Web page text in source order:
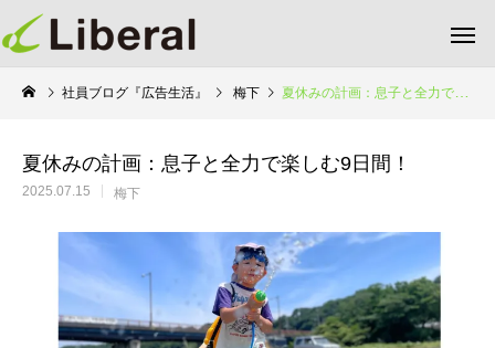
社員ブログ『広告生活』 梅下 夏休みの計画：息子と全力で楽しむ9日間！
夏休みの計画：息子と全力で楽しむ9日間！
2025.07.15 梅下